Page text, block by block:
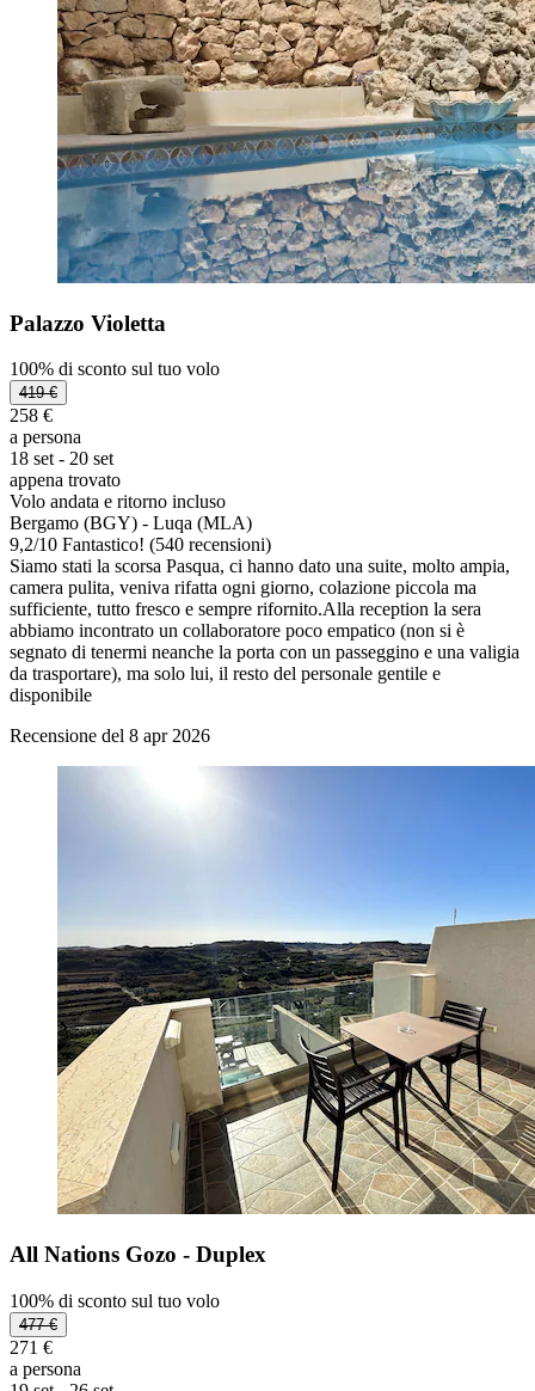
Palazzo Violetta
100% di sconto sul tuo volo
419 €
258 €
a persona
18 set - 20 set
appena trovato
Volo andata e ritorno incluso
Bergamo (BGY) - Luqa (MLA)
9,2/10 Fantastico! (540 recensioni)
Siamo stati la scorsa Pasqua, ci hanno dato una suite, molto ampia,
camera pulita, veniva rifatta ogni giorno, colazione piccola ma
sufficiente, tutto fresco e sempre rifornito.Alla reception la sera
abbiamo incontrato un collaboratore poco empatico (non si è
segnato di tenermi neanche la porta con un passeggino e una valigia
da trasportare), ma solo lui, il resto del personale gentile e
disponibile
Recensione del 8 apr 2026
All Nations Gozo - Duplex
100% di sconto sul tuo volo
477 €
271 €
a persona